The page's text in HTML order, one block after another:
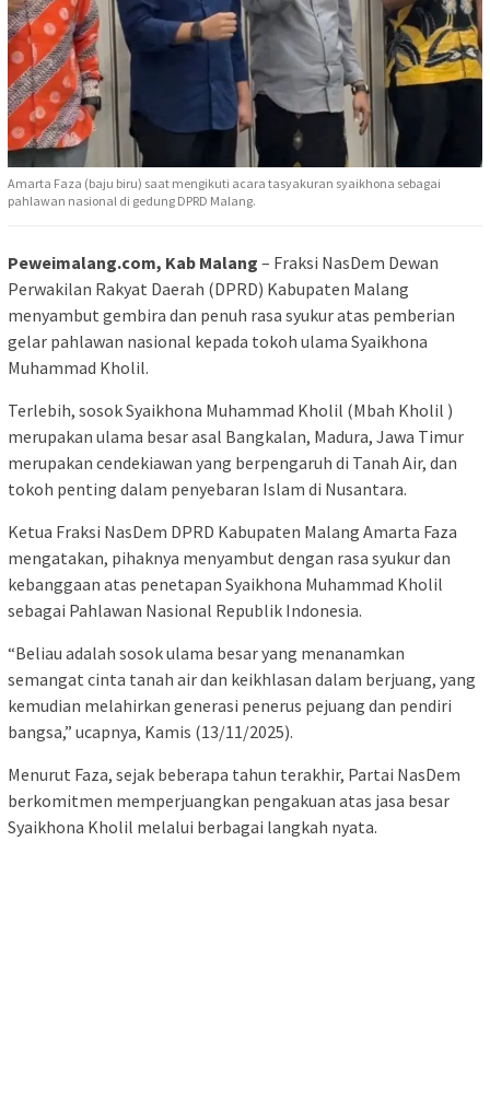
Amarta Faza (baju biru) saat mengikuti acara tasyakuran syaikhona sebagai
pahlawan nasional di gedung DPRD Malang.
Peweimalang.com, Kab Malang – Fraksi NasDem Dewan
Perwakilan Rakyat Daerah (DPRD) Kabupaten Malang
menyambut gembira dan penuh rasa syukur atas pemberian
gelar pahlawan nasional kepada tokoh ulama Syaikhona
Muhammad Kholil.
Terlebih, sosok Syaikhona Muhammad Kholil (Mbah Kholil )
merupakan ulama besar asal Bangkalan, Madura, Jawa Timur
merupakan cendekiawan yang berpengaruh di Tanah Air, dan
tokoh penting dalam penyebaran Islam di Nusantara.
Ketua Fraksi NasDem DPRD Kabupaten Malang Amarta Faza
mengatakan, pihaknya menyambut dengan rasa syukur dan
kebanggaan atas penetapan Syaikhona Muhammad Kholil
sebagai Pahlawan Nasional Republik Indonesia.
“Beliau adalah sosok ulama besar yang menanamkan
semangat cinta tanah air dan keikhlasan dalam berjuang, yang
kemudian melahirkan generasi penerus pejuang dan pendiri
bangsa,” ucapnya, Kamis (13/11/2025).
Menurut Faza, sejak beberapa tahun terakhir, Partai NasDem
berkomitmen memperjuangkan pengakuan atas jasa besar
Syaikhona Kholil melalui berbagai langkah nyata.